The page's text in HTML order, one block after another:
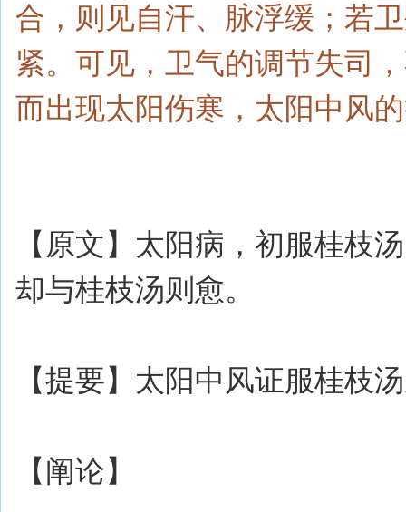
合，则见自汗、脉浮缓；若
紧。可见，卫气的调节失司
而出现太阳伤寒，太阳中风
【原文】太阳病，初服桂枝
却与桂枝汤则愈。
【提要】太阳中风证服桂枝
【阐论】